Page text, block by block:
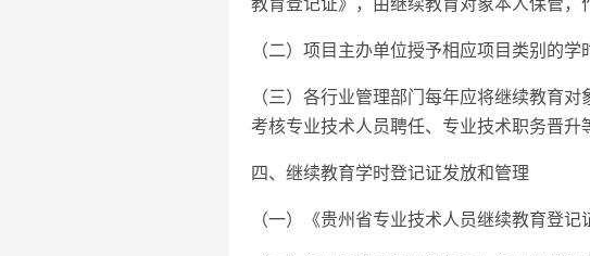
教育登记证》，由继续教育对象本人保管，
（二）项目主办单位授予相应项目类别的学
（三）各行业管理部门每年应将继续教育
考核专业技术人员聘任、专业技术职务晋升
四、继续教育学时登记证发放和管理
（一）《贵州省专业技术人员继续教育登记